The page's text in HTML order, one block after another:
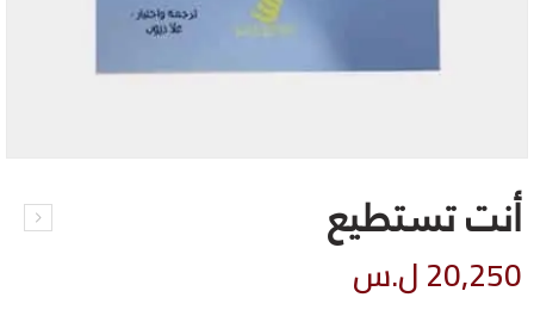
أنت تستطيع
20,250ل.س